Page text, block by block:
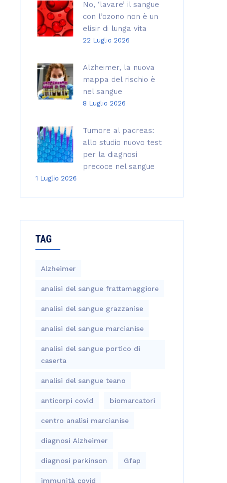
No, ‘lavare’ il sangue
con l’ozono non è un
elisir di lunga vita
22 Luglio 2026
Alzheimer, la nuova
mappa del rischio è
nel sangue
8 Luglio 2026
Tumore al pacreas:
allo studio nuovo test
per la diagnosi
precoce nel sangue
1 Luglio 2026
TAG
Alzheimer
analisi del sangue frattamaggiore
analisi del sangue grazzanise
analisi del sangue marcianise
analisi del sangue portico di
caserta
analisi del sangue teano
anticorpi covid biomarcatori
centro analisi marcianise
diagnosi Alzheimer
diagnosi parkinson Gfap
immunità covid